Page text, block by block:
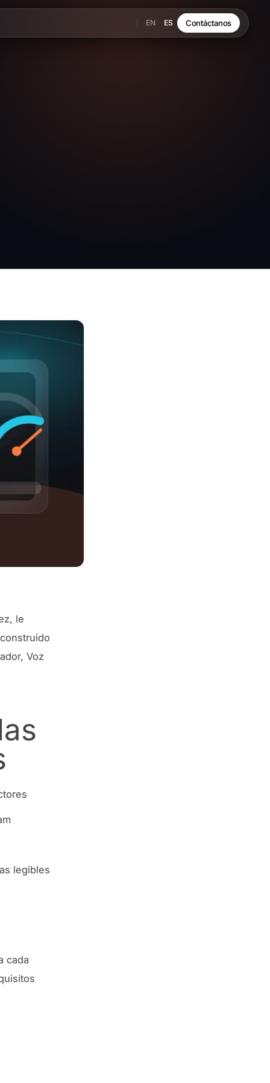
EN ES Contáctanos
le
Voz
legibles
cada